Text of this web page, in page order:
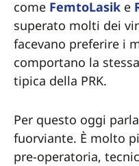
come FemtoLasik e
superato molti dei
facevano preferire i
comportano la
tipica della PRK.
Per questo oggi
fuorviante. È molto
pre-operatoria,